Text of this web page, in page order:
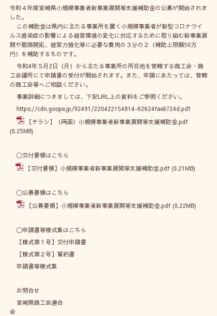
令和４年度宮崎県小規模事業者新事業展開等支援補助金の公募が開始されま
した。
この補助金は県内に主たる事業所を置く小規模事業者が新型コロナウイ
ルス感染症の影響による経営環境の変化に対応するために取り組む新事業展
開や販路開拓、経営力強化等に必要な費用の３分の２（補助上限額50万
円）を補助するものです。
令和4年５月 2日（月）から主たる事業所の所在地を管轄する商工会・商
工会議所にて申請書の受付が開始されます。また、申請にあたっては、管轄
の商工会等へご相談ください。
事業詳細につきましては、下記URL
上の資料をご参照ください。
https://cdn.goope.jp/92491/220422154814-62624faeb724d.pdf
【チラシ】（両面）小規模事業者新事業展開等支援補助金.pdf
(0.25MB)
〇交付要領はこちら
【交付要領】小規模事業者新事業展開等支援補助金.pdf (0.21MB)
〇公募要領はこちら
【公募要領】小規模事業者新事業展開等支援補助金.pdf (0.22MB)
〇申請書等様式集はこちら
【様式第１号】交付申請書
【様式第２号】誓約書
申請書等様式集
お問合せ
宮崎県商工会連合
会